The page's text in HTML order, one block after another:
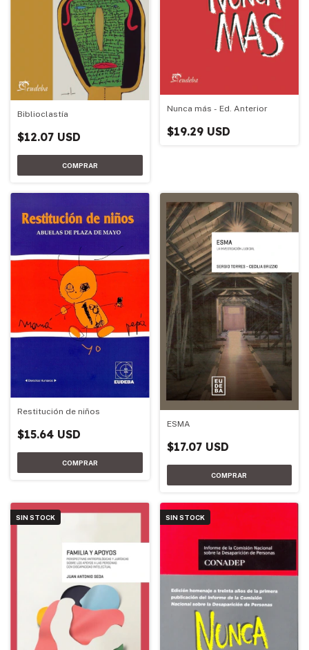
Biblioclastía
$12.07 USD
Nunca más - Ed. Anterior
$19.29 USD
Restitución de niños
$15.64 USD
ESMA
$17.07 USD
SIN STOCK SIN STOCK